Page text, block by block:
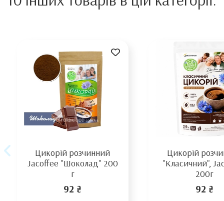
Цикорій розчинний
Jacoffee "Шоколад" 200
г
92 ₴
Цикорій
"Класичний",
200г
92 ₴